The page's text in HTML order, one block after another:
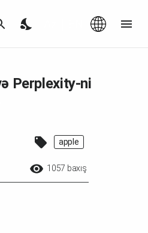
Perplexity-ni
apple
1057 baxış